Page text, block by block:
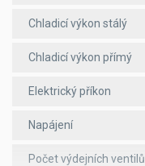
Chladicí výkon stálý
Chladicí výkon přímý
Elektrický příkon
Napájení
Počet výdejních ventilů